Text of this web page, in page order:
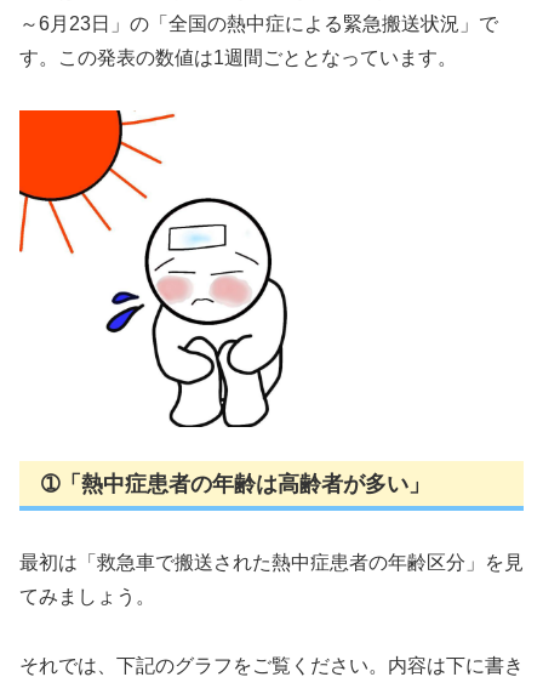
～6月23日」の「全国の熱中症による緊急搬送状況」で
す。この発表の数値は1週間ごととなっています。
➀「熱中症患者の年齢は高齢者が多い」
最初は「救急車で搬送された熱中症患者の年齢区分」を見
てみましょう。
それでは、下記のグラフをご覧ください。内容は下に書き